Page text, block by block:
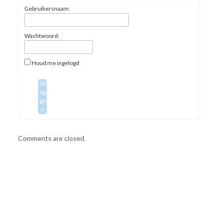
Gebruikersnaam:
Wachtwoord:
Houd me ingelogd
Inl
og
ge
n
Comments are closed.